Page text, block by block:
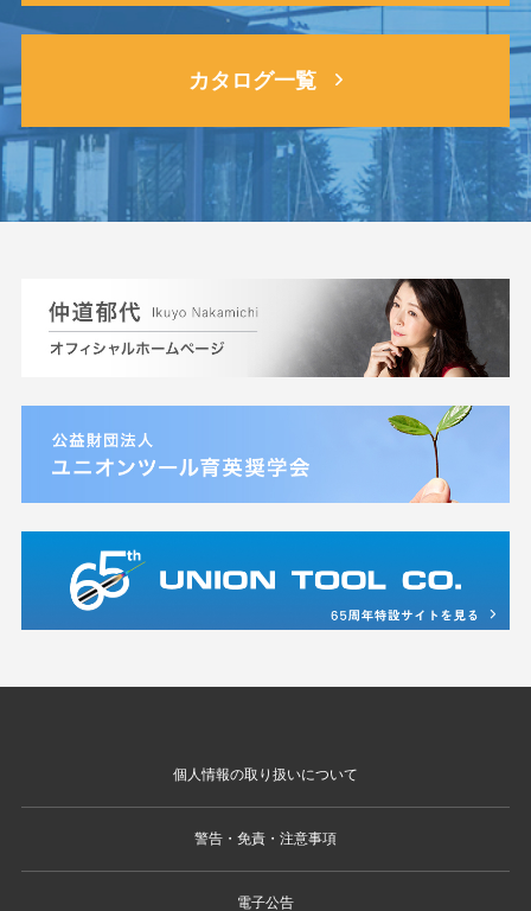
カタログ一覧
個人情報の取り扱いについて
警告・免責・注意事項
電子公告